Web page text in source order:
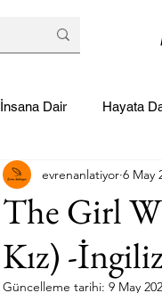
İnsana Dair Hayata
The Girl
Kız) -
evrenanlatiyor 6 May
Güncelleme tarihi: 9 May